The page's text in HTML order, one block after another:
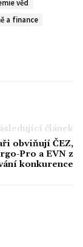
věd
a finance
článek
obviňují ČEZ,
Pro a EVN z
konkurence